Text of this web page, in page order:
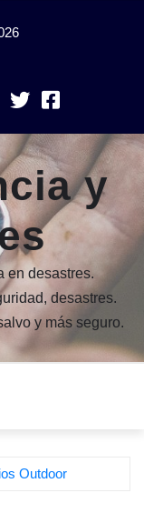
y
en desastres.
desastres.
y más seguro.
Outdoor